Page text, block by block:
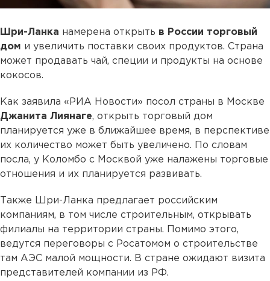
Шри-Ланка намерена открыть в России торговый
дом и увеличить поставки своих продуктов. Страна
может продавать чай, специи и продукты на основе
кокосов.
Как заявила «РИА Новости» посол страны в Москве
Джанита Лиянаге, открыть торговый дом
планируется уже в ближайшее время, в перспективе
их количество может быть увеличено. По словам
посла, у Коломбо с Москвой уже налажены торговые
отношения и их планируется развивать.
Также Шри-Ланка предлагает российским
компаниям, в том числе строительным, открывать
филиалы на территории страны. Помимо этого,
ведутся переговоры с Росатомом о строительстве
там АЭС малой мощности. В стране ожидают визита
представителей компании из РФ.